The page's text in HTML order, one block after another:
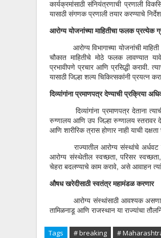
कार्यक्रमांसाठी संनियंत्रणाची प्रणाली
यासाठी संगणक प्रणाली तयार करण्याचे
आरोग्य योजनांच्या माहितीचा फलक प्रत्येक
आरोग्य विभागाच्या योजनांची माहिती
चौकात माहितीचे मोठे फलक लावण्यात
प्रभावीपणे प्रचार आणि प्रसिद्धी करावी.
यासाठी जिल्हा शल्य चिकित्सकांनी प्रयत्न
दिव्यांगांना प्रमाणपत्र देण्याची प्रक्रिया
दिव्यांगांना प्रमाणपत्र देताना
रुग्णालय आणि उप जिल्हा रुग्णालय स्तरावर
आणि शारीरिक त्रास होणार नाही याची
राज्यातील आरोग्य संस्थांचे अर्धवट
आरोग्य संस्थेतील स्वच्छता, परिसर
चेहरा बदलण्याचे काम करावे, असे आवाहन
औषध खरेदीसाठी स्वतंत्र महामंडळ करणार
आरोग्य संस्थांसाठी आवश्यक असणाऱ्या
तामिळनाडू आणि राजस्थान या राज्यांचा
Tags # breaking #